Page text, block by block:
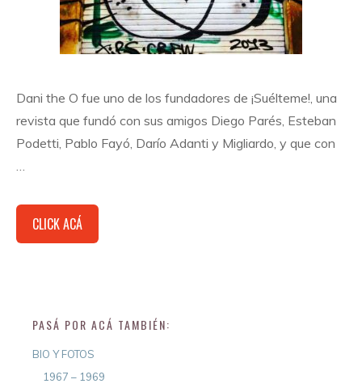
Dani the O fue uno de los fundadores de ¡Suélteme!, una
revista que fundó con sus amigos Diego Parés, Esteban
Podetti, Pablo Fayó, Darío Adanti y Migliardo, y que con
…
CLICK ACÁ
PASÁ POR ACÁ TAMBIÉN:
BIO Y FOTOS
1967 – 1969